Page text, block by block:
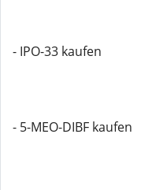
- IPO-33 kaufen
- 5-MEO-DIBF kaufen